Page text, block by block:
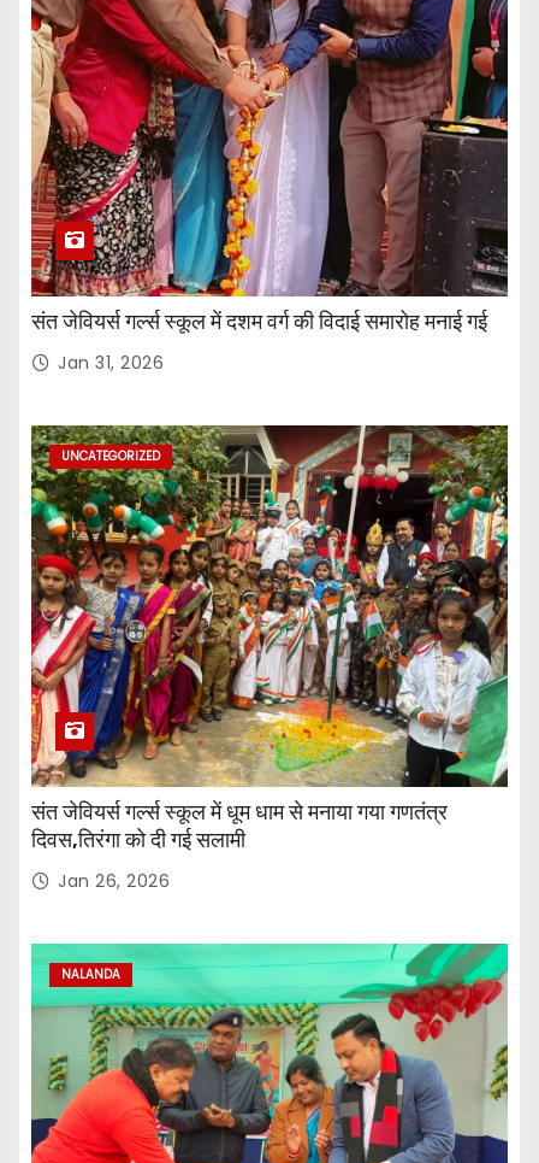
संत जेवियर्स गर्ल्स स्कूल में दशम वर्ग की विदाई समारोह मनाई गई
Jan 31, 2026
UNCATEGORIZED
संत जेवियर्स गर्ल्स स्कूल में धूम धाम से मनाया गया गणतंत्र
दिवस,तिरंगा को दी गई सलामी
Jan 26, 2026
NALANDA